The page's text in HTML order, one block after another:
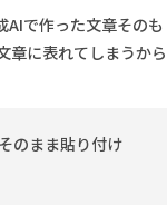
AIで作った文章そのも
章に表れてしまうから
のまま貼り付け